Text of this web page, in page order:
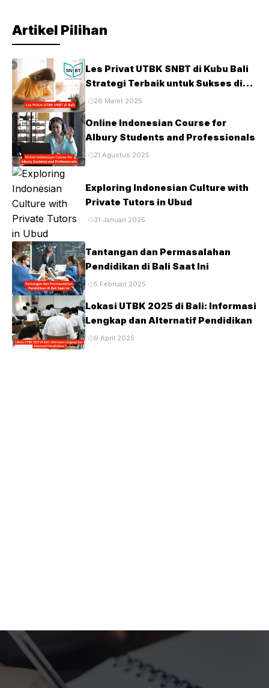
Artikel Pilihan
Les Privat UTBK SNBT di Kubu Bali
Strategi Terbaik untuk Sukses di
Ujian PTN
26 Maret 2025
Online Indonesian Course for
Albury Students and Professionals
21 Agustus 2025
Exploring Indonesian Culture with
Private Tutors in Ubud
31 Januari 2025
Tantangan dan Permasalahan
Pendidikan di Bali Saat Ini
5 Februari 2025
Lokasi UTBK 2025 di Bali: Informasi
Lengkap dan Alternatif Pendidikan
9 April 2025